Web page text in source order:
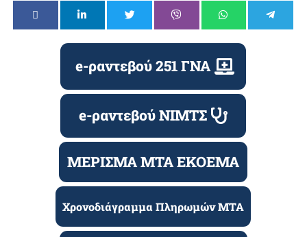
e-ραντεβού 251 ΓΝΑ
e-ραντεβού ΝΙΜΤΣ
ΜΕΡΙΣΜΑ ΜΤΑ ΕΚΟΕΜΑ
Χρονοδιάγραμμα Πληρωμών ΜΤΑ